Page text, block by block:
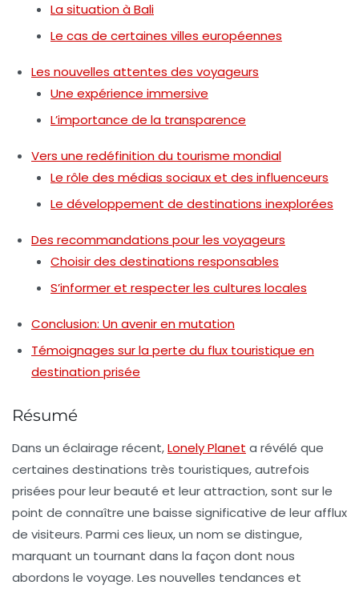
La situation à Bali
Le cas de certaines villes européennes
Les nouvelles attentes des voyageurs
Une expérience immersive
L’importance de la transparence
Vers une redéfinition du tourisme mondial
Le rôle des médias sociaux et des influenceurs
Le développement de destinations inexplorées
Des recommandations pour les voyageurs
Choisir des destinations responsables
S’informer et respecter les cultures locales
Conclusion: Un avenir en mutation
Témoignages sur la perte du flux touristique en
destination prisée
Résumé
Dans un éclairage récent,Lonely Planet a révélé que
certaines destinations très touristiques, autrefois
prisées pour leur beauté et leur attraction, sont sur le
point de connaître une baisse significative de leur afflux
de visiteurs. Parmi ces lieux, un nom se distingue,
marquant un tournant dans la façon dont nous
abordons le voyage. Les nouvelles tendances et